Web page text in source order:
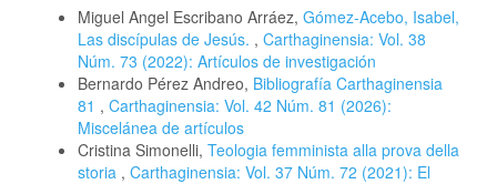
Miguel Angel Escribano Arráez, Gómez-Acebo, Isabel,
Las discípulas de Jesús. , Carthaginensia: Vol. 38
Núm. 73 (2022): Artículos de investigación
Bernardo Pérez Andreo, Bibliografía Carthaginensia
81 , Carthaginensia: Vol. 42 Núm. 81 (2026):
Miscelánea de artículos
Cristina Simonelli, Teologia femminista alla prova della
storia , Carthaginensia: Vol. 37 Núm. 72 (2021): El